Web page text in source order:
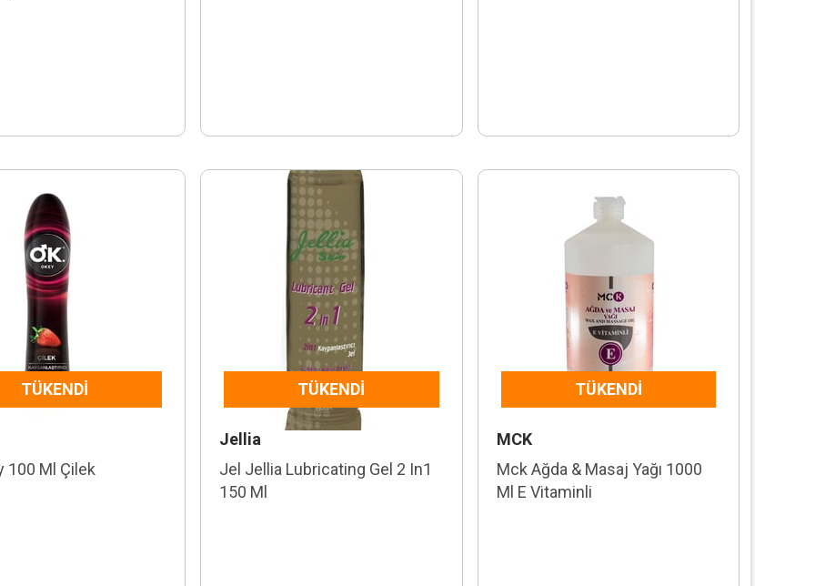
TÜKENDI
100 Ml Çilek
TÜKENDI
Jellia
Jel Jellia Lubricating Gel 2 In1
150 Ml
TÜKENDI
MCK
Mck Ağda & Masaj Yağı 1000
Ml E Vitaminli